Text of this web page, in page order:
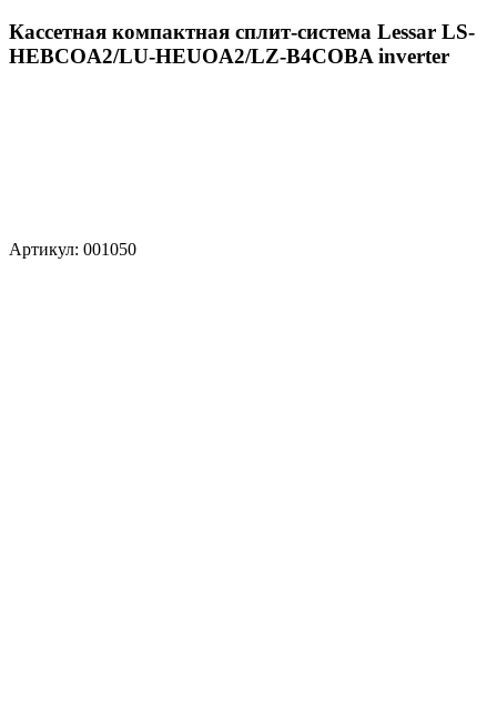
Кассетная компактная сплит-система Lessar LS-
HEBCOA2/LU-HEUOA2/LZ-B4COBA inverter
Артикул: 001050